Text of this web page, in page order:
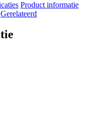
Product informatie
Gerelateerd